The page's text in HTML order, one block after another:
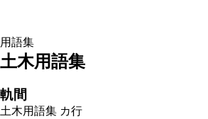
用語集
土木用語集
軌間
土木用語集 カ行